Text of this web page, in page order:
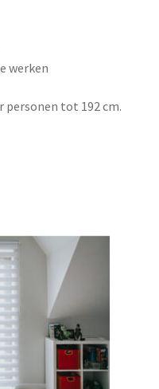
werken
personen tot 192 cm.